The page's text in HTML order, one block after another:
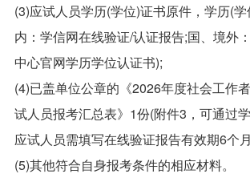
(3)应试人员学历(学位)证书原件，学历(
内：学信网在线验证/认证报告;国、境外
中心官网学历学位认证书);
(4)已盖单位公章的《2026年度社会工作
试人员报考汇总表》1份(附件3，可通过
应试人员需填写在线验证报告有效期6个
(5)其他符合自身报考条件的相应材料。